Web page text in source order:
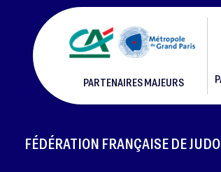
PARTENAIRES MAJEURS
FOOTER
FÉDÉRATION FRANÇAISE DE JUDO